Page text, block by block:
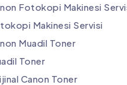
Fotokopi Makinesi
Makinesi Servisi
Muadil Toner
Toner
Canon Toner